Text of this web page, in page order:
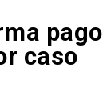
pago
caso